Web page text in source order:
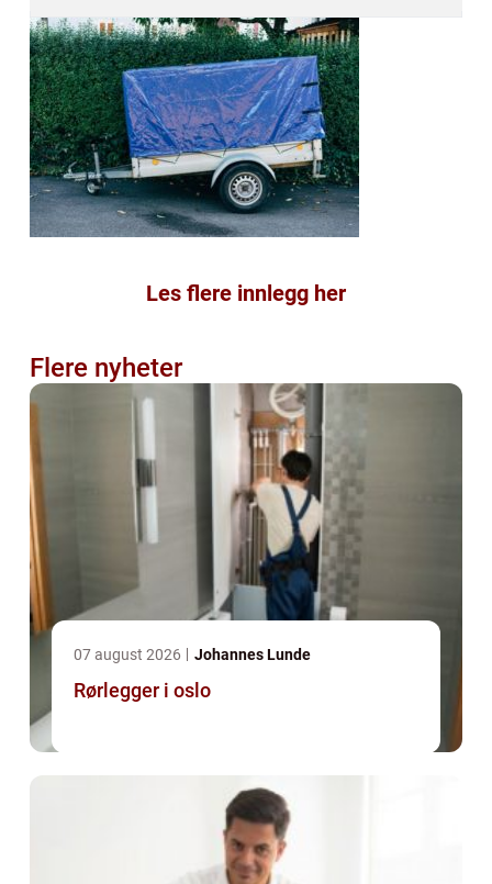
Les flere innlegg her
Flere nyheter
07 august 2026 Johannes Lunde
Rørlegger i oslo